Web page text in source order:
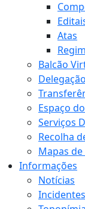
Atas
Balcão
Espaço
Serviços
Recolha
Mapas de
Informações
Notícias
Incidentes